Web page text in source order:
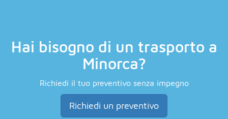
Hai bisogno di un trasporto a
Minorca?
Richiedi il tuo preventivo senza impegno
Richiedi un preventivo